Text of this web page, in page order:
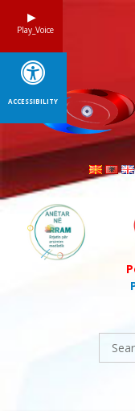
Search
for:
Play_Voice
ACCESSIBILITY